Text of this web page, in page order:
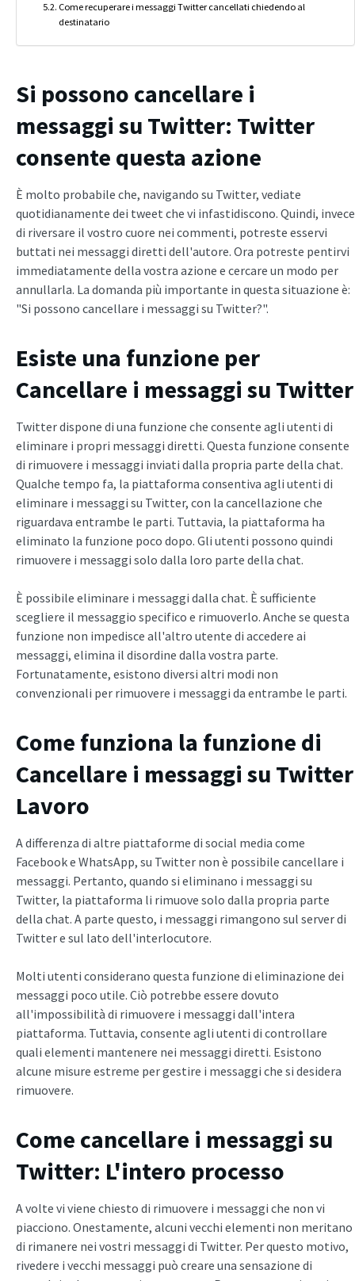
Come recuperare i messaggi Twitter cancellati chiedendo al
destinatario
Si possono cancellare i
messaggi su Twitter: Twitter
consente questa azione
È molto probabile che, navigando su Twitter, vediate
quotidianamente dei tweet che vi infastidiscono. Quindi, invece
di riversare il vostro cuore nei commenti, potreste esservi
buttati nei messaggi diretti dell'autore. Ora potreste pentirvi
immediatamente della vostra azione e cercare un modo per
annullarla. La domanda più importante in questa situazione è:
"Si possono cancellare i messaggi su Twitter?".
Esiste una funzione per
Cancellare i messaggi su Twitter
Twitter dispone di una funzione che consente agli utenti di
eliminare i propri messaggi diretti. Questa funzione consente
di rimuovere i messaggi inviati dalla propria parte della chat.
Qualche tempo fa, la piattaforma consentiva agli utenti di
eliminare i messaggi su Twitter, con la cancellazione che
riguardava entrambe le parti. Tuttavia, la piattaforma ha
eliminato la funzione poco dopo. Gli utenti possono quindi
rimuovere i messaggi solo dalla loro parte della chat.
È possibile eliminare i messaggi dalla chat. È sufficiente
scegliere il messaggio specifico e rimuoverlo. Anche se questa
funzione non impedisce all'altro utente di accedere ai
messaggi, elimina il disordine dalla vostra parte.
Fortunatamente, esistono diversi altri modi non
convenzionali per rimuovere i messaggi da entrambe le parti.
Come funziona la funzione di
Cancellare i messaggi su Twitter
Lavoro
A differenza di altre piattaforme di social media come
Facebook e WhatsApp, su Twitter non è possibile cancellare i
messaggi. Pertanto, quando si eliminano i messaggi su
Twitter, la piattaforma li rimuove solo dalla propria parte
della chat. A parte questo, i messaggi rimangono sul server di
Twitter e sul lato dell'interlocutore.
Molti utenti considerano questa funzione di eliminazione dei
messaggi poco utile. Ciò potrebbe essere dovuto
all'impossibilità di rimuovere i messaggi dall'intera
piattaforma. Tuttavia, consente agli utenti di controllare
quali elementi mantenere nei messaggi diretti. Esistono
alcune misure estreme per gestire i messaggi che si desidera
rimuovere.
Come cancellare i messaggi su
Twitter: L'intero processo
A volte vi viene chiesto di rimuovere i messaggi che non vi
piacciono. Onestamente, alcuni vecchi elementi non meritano
di rimanere nei vostri messaggi di Twitter. Per questo motivo,
rivedere i vecchi messaggi può creare una sensazione di